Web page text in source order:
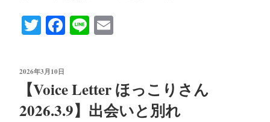
T
tte
r
Fa
ok
Li
投
2026年3月10日
【Voice Letter ほっこりさん
2026.3.9】出会いと別れ